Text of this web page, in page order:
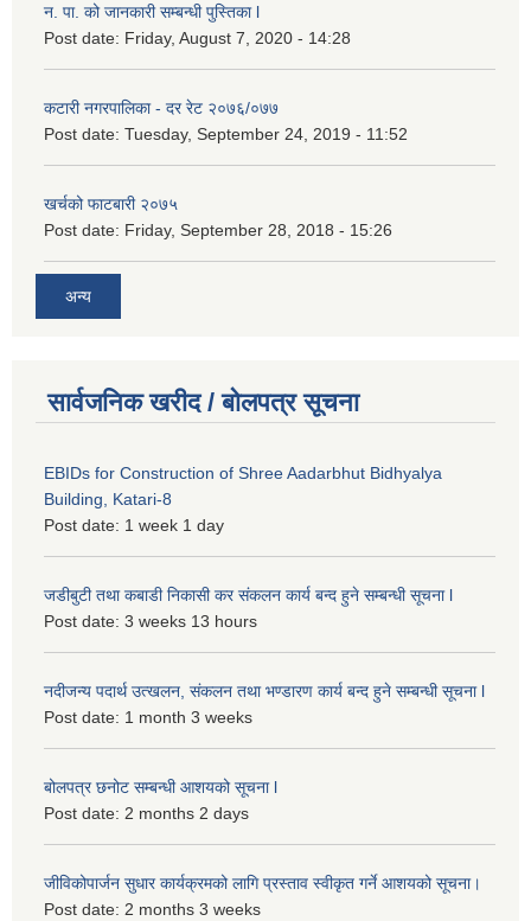
न. पा. को जानकारी सम्बन्धी पुस्तिका l
Post date: Friday, August 7, 2020 - 14:28
कटारी नगरपालिका - दर रेट २०७६/०७७
Post date: Tuesday, September 24, 2019 - 11:52
खर्चको फाटबारी २०७५
Post date: Friday, September 28, 2018 - 15:26
अन्य
सार्वजनिक खरीद / बोलपत्र सूचना
EBIDs for Construction of Shree Aadarbhut Bidhyalya
Building, Katari-8
Post date: 1 week 1 day
जडीबुटी तथा कबाडी निकासी कर संकलन कार्य बन्द हुने सम्बन्धी सूचना l
Post date: 3 weeks 13 hours
नदीजन्य पदार्थ उत्खलन, संकलन तथा भण्डारण कार्य बन्द हुने सम्बन्धी सूचना l
Post date: 1 month 3 weeks
बोलपत्र छनोट सम्बन्धी आशयको सूचना l
Post date: 2 months 2 days
जीविकोपार्जन सुधार कार्यक्रमको लागि प्रस्ताव स्वीकृत गर्ने आशयको सूचना।
Post date: 2 months 3 weeks